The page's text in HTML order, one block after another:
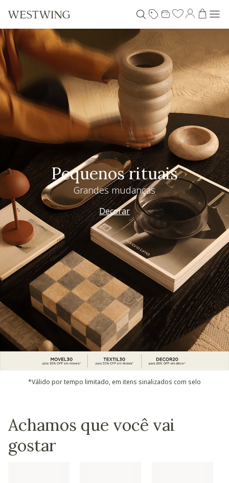
Pequenos rituais
Grandes mudanças
Decorar
*Válido por tempo limitado, em itens sinalizados com selo
Achamos que você vai
gostar